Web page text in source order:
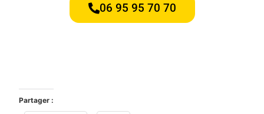
06 95 95 70 70
Partager :